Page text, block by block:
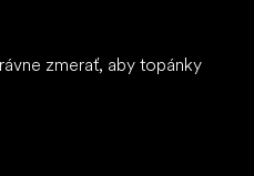
zmerať, aby topánky